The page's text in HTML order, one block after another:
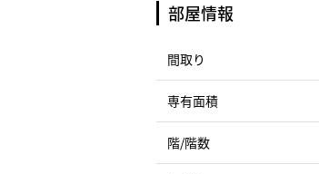
部屋情報
間取り
専有面積
階/階数